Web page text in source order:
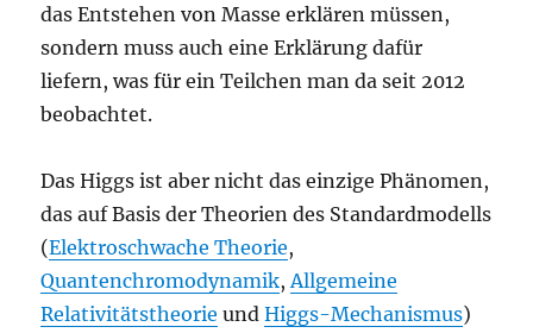
das Entstehen von Masse erklären müssen,
sondern muss auch eine Erklärung dafür
liefern, was für ein Teilchen man da seit 2012
beobachtet.
Das Higgs ist aber nicht das einzige Phänomen,
das auf Basis der Theorien des Standardmodells
(Elektroschwache Theorie,
Quantenchromodynamik, Allgemeine
Relativitätstheorie undHiggs-Mechanismus)